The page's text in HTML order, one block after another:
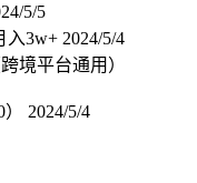
5/5
入3w+ 2024/5/4
境平台通用）
2024/5/4